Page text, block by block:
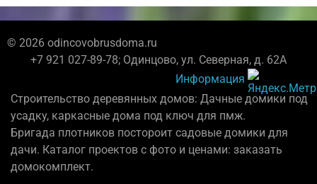
© 2026 odincovobrusdoma.ru
+7 921 027-89-78; Одинцово, ул. Северная, д. 62А
Информация
Строительство деревянных домов: Дачные домики под
усадку, каркасные дома под ключ для пмж.
Бригада плотников постороит садовые домики для
дачи. Каталог проектов с фото и ценами: заказать
домокомплект.